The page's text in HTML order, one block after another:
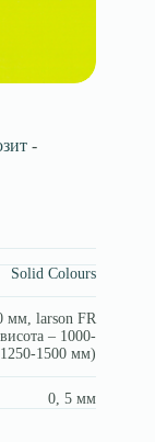
-
Solid Colours
мм, larson FR
– 1000-
1500 мм)
0, 5 мм